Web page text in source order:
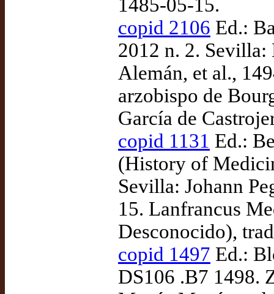
1485-05-15.
copid 2106 Ed.:
2012 n. 2. Sevilla:
Alemán, et al.,
arzobispo de
García de
copid 1131 Ed.:
(History of
Sevilla: Johann
15. Lanfrancus
Desconocido),
copid 1497 Ed.:
DS106 .B7 1498.